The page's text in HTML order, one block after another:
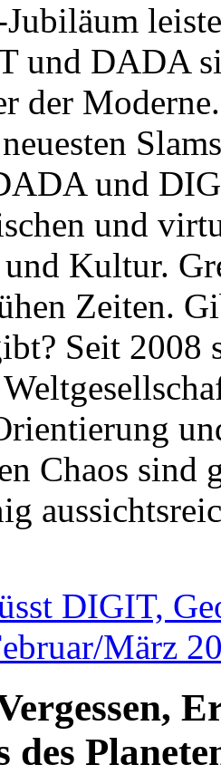
und DADA
der
und
und
Kultur.
Zeiten.
Seit 2008
Chaos sind
DIGIT,
März
des